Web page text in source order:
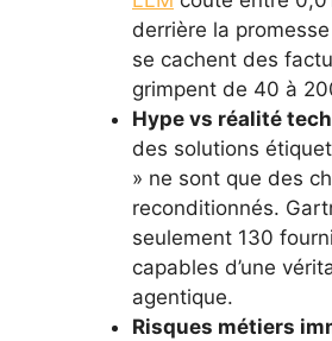
derrière la promesse
se cachent des
grimpent de 40 à
Hype vs réalité
des solutions
» ne sont que des
reconditionnés.
seulement 130
capables d’une
agentique.
Risques métiers